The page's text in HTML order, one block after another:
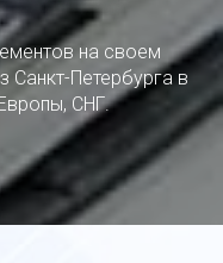
на своем
Санкт-Петербурга в
СНГ.